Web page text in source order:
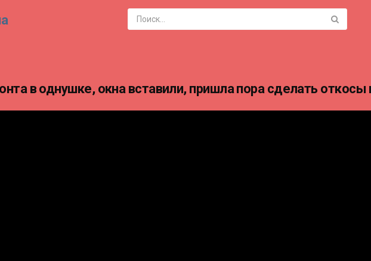
в однушке, окна вставили, пришла пора сделать откосы